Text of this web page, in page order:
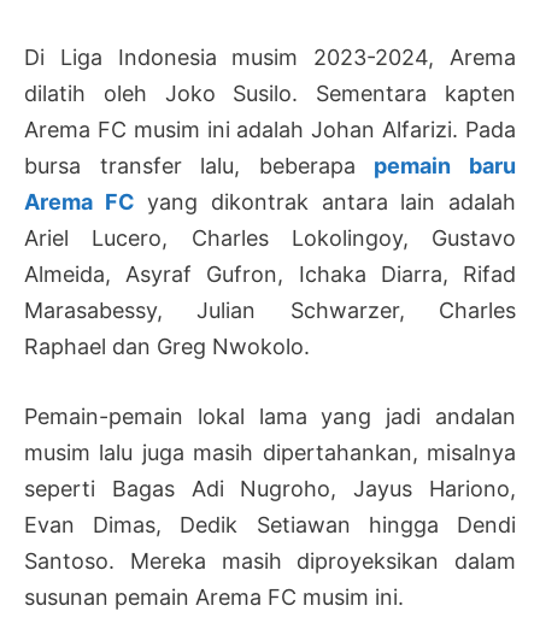
Di Liga Indonesia musim 2023-2024, Arema
dilatih oleh Joko Susilo. Sementara kapten
Arema FC musim ini adalah Johan Alfarizi. Pada
bursa transfer lalu, beberapa pemain baru
Arema FC yang dikontrak antara lain adalah
Ariel Lucero, Charles Lokolingoy, Gustavo
Almeida, Asyraf Gufron, Ichaka Diarra, Rifad
Marasabessy, Julian Schwarzer, Charles
Raphael dan Greg Nwokolo.
Pemain-pemain lokal lama yang jadi andalan
musim lalu juga masih dipertahankan, misalnya
seperti Bagas Adi Nugroho, Jayus Hariono,
Evan Dimas, Dedik Setiawan hingga Dendi
Santoso. Mereka masih diproyeksikan dalam
susunan pemain Arema FC musim ini.